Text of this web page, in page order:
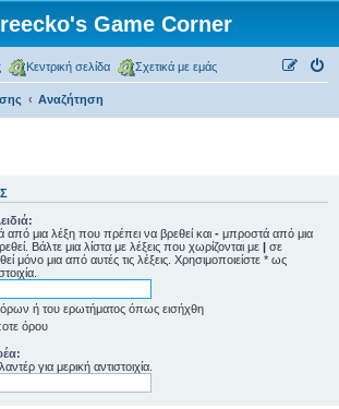
Game Corner
Κεντρική σελίδα Σχετικά με εμάς
Αναζήτηση
από μια λέξη που πρέπει να βρεθεί και - μπροστά από μια
Βάλτε μια λίστα με λέξεις που χωρίζονται με | σε
μόνο μια από αυτές τις λέξεις. Χρησιμοποιείστε * ως
ή του ερωτήματος όπως εισήχθη
όρου
για μερική αντιστοιχία.